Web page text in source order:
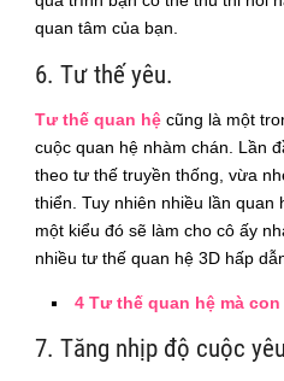
quan tâm của bạn.
6. Tư thế yêu.
Tư thế quan hệ cũng là một
cuộc quan hệ nhàm chán. Lần
theo tư thế truyền thống, vừa
thiển. Tuy nhiên nhiều lần quan
một kiểu đó sẽ làm cho cô ấy
nhiều tư thế quan hệ 3D hấp
4 Tư thế quan hệ mà
7. Tăng nhịp độ cuộc